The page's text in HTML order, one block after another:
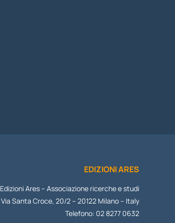
EDIZIONI ARES
Edizioni Ares – Associazione ricerche e studi
Via Santa Croce, 20/2 – 20122 Milano – Italy
Telefono: 02 8277 0632